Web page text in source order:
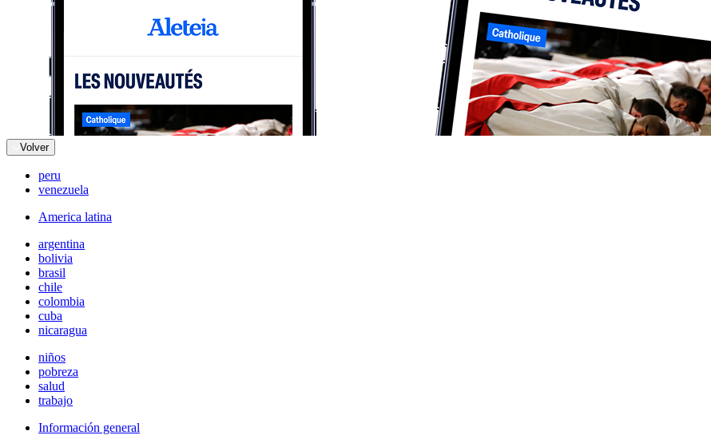
Volver
peru
venezuela
America latina
argentina
bolivia
brasil
chile
colombia
cuba
nicaragua
niños
pobreza
salud
trabajo
Información general